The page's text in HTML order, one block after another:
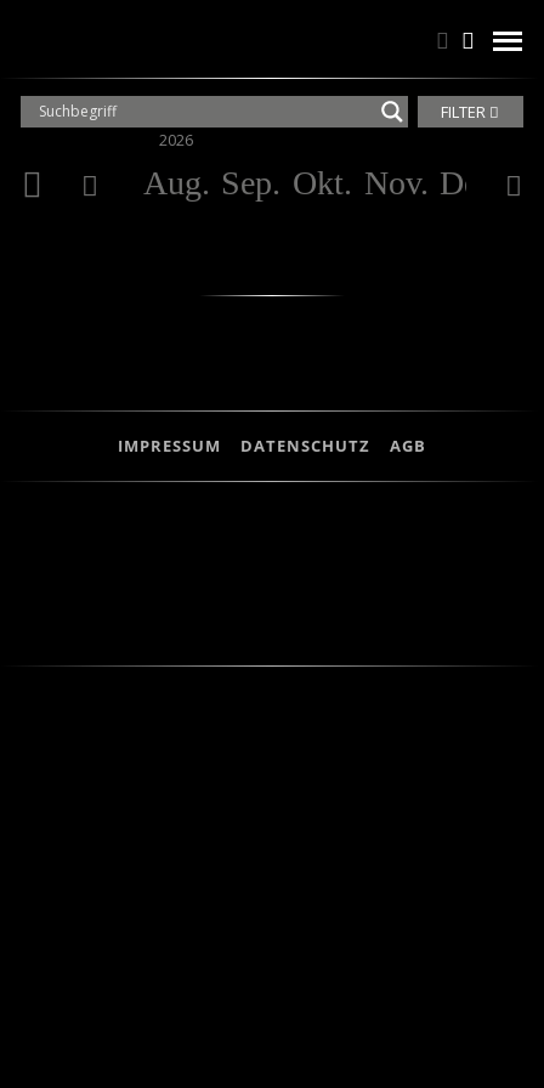
Suchen
Suchen
2026
Aug. Sep. Okt. Nov. Dez.
FILTER
IMPRESSUM DATENSCHUTZ AGB